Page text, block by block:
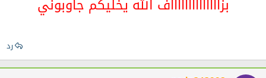
بزااااااااااااااف الله يخليكم جاوبوني
رد